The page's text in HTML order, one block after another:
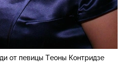
от певицы Теоны Контридзе